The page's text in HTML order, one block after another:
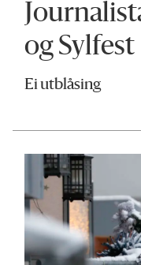
og Sylfest
Ei utblåsing